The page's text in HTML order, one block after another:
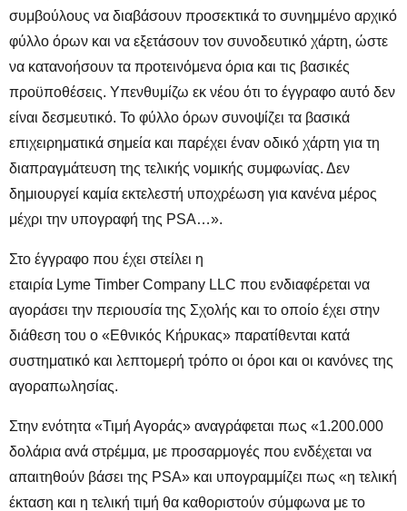
συμβούλους να διαβάσουν προσεκτικά το συνημμένο αρχικό
φύλλο όρων και να εξετάσουν τον συνοδευτικό χάρτη, ώστε
να κατανοήσουν τα προτεινόμενα όρια και τις βασικές
προϋποθέσεις. Υπενθυμίζω εκ νέου ότι το έγγραφο αυτό δεν
είναι δεσμευτικό. Το φύλλο όρων συνοψίζει τα βασικά
επιχειρηματικά σημεία και παρέχει έναν οδικό χάρτη για τη
διαπραγμάτευση της τελικής νομικής συμφωνίας. Δεν
δημιουργεί καμία εκτελεστή υποχρέωση για κανένα μέρος
μέχρι την υπογραφή της PSA…».
Στο έγγραφο που έχει στείλει η
εταιρία Lyme Timber Company LLC που ενδιαφέρεται να
αγοράσει την περιουσία της Σχολής και το οποίο έχει στην
διάθεση του ο «Εθνικός Κήρυκας» παρατίθενται κατά
συστηματικό και λεπτομερή τρόπο οι όροι και οι κανόνες της
αγοραπωλησίας.
Στην ενότητα «Τιμή Αγοράς» αναγράφεται πως «1.200.000
δολάρια ανά στρέμμα, με προσαρμογές που ενδέχεται να
απαιτηθούν βάσει της PSA» και υπογραμμίζει πως «η τελική
έκταση και η τελική τιμή θα καθοριστούν σύμφωνα με το